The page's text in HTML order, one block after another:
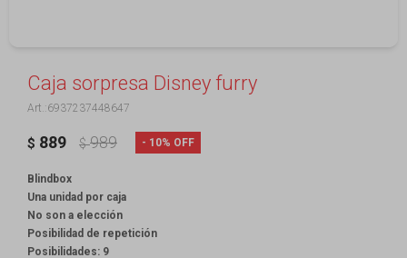
Caja sorpresa Disney furry
6937237448647
$ 889 $ 989 10
Blindbox
Una unidad por caja
No son a elección
Posibilidad de repetición
Posibilidades: 9